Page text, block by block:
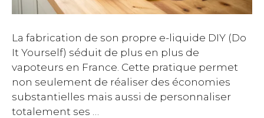
La fabrication de son propre e-liquide DIY (Do
It Yourself) séduit de plus en plus de
vapoteurs en France. Cette pratique permet
non seulement de réaliser des économies
substantielles mais aussi de personnaliser
totalement ses …